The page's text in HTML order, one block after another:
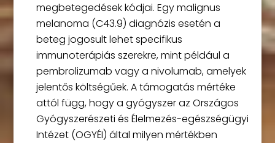
megbetegedések kódjai. Egy malignus
melanoma (C43.9) diagnózis esetén a
beteg jogosult lehet specifikus
immunoterápiás szerekre, mint például a
pembrolizumab vagy a nivolumab, amelyek
jelentős költségűek. A támogatás mértéke
attól függ, hogy a gyógyszer az Országos
Gyógyszerészeti és Élelmezés-egészségügyi
Intézet (OGYÉI) által milyen mértékben